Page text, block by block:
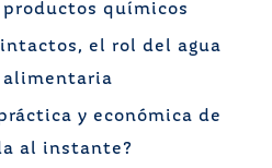
químicos
el rol del agua
alimentaria
y económica de
al instante?